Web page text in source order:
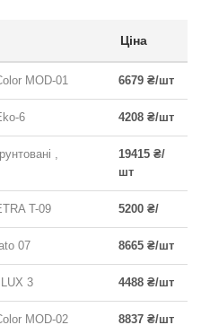
Ціна
MOD-01 6679 ₴/шт
6 4208 ₴/шт
,
19415 ₴/
шт
T-09 5200 ₴/
07 8665 ₴/шт
LUX 3 4488 ₴/шт
MOD-02 8837 ₴/шт